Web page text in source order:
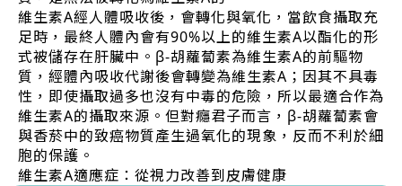
維生素A經人體吸收後，會轉化與氧化，當飲食攝取充
足時，最終人體內會有90%以上的維生素A以酯化的形
式被儲存在肝臟中。β-胡蘿蔔素為維生素A的前驅物
質，經體內吸收代謝後會轉變為維生素A；因其不具毒
性，即使攝取過多也沒有中毒的危險，所以最適合作為
維生素A的攝取來源。但對癮君子而言，β-胡蘿蔔素會
與香菸中的致癌物質產生過氧化的現象，反而不利於細
胞的保護。
維生素A適應症：從視力改善到皮膚健康